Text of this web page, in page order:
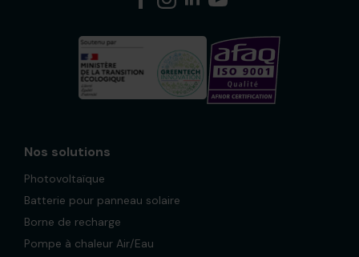
Nos solutions
Photovoltaïque
Batterie pour panneau solaire
Borne de recharge
Pompe à chaleur Air/Eau